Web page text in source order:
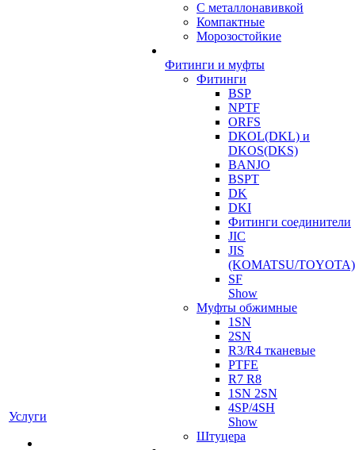
Услуги
С металлонавивкой
Компактные
Морозостойкие
Фитинги и муфты
Фитинги
BSP
NPTF
ORFS
DKOL(DKL) и
DKOS(DKS)
BANJO
BSPT
DK
DKI
Фитинги соединители
JIC
JIS
(KOMATSU/TOYOTA)
SF
Show
Муфты обжимные
1SN
2SN
R3/R4 тканевые
PTFE
R7 R8
1SN 2SN
4SP/4SH
Show
Штуцера